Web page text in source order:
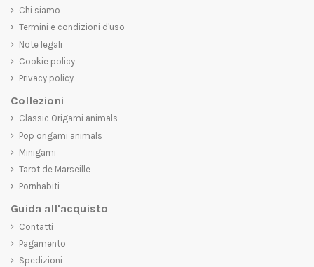
Chi siamo
Termini e condizioni d'uso
Note legali
Cookie policy
Privacy policy
Collezioni
Classic Origami animals
Pop origami animals
Minigami
Tarot de Marseille
Pornhabiti
Guida all'acquisto
Contatti
Pagamento
Spedizioni